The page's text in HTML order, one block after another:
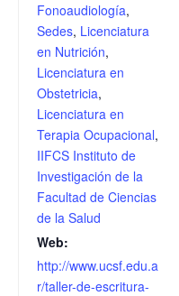
Fonoaudiología,
Sedes, Licenciatura
en Nutrición,
Licenciatura en
Obstetricia,
Licenciatura en
Terapia Ocupacional,
IIFCS Instituto de
Investigación de la
Facultad de Ciencias
de la Salud
Web:
http://www.ucsf.edu.a
r/taller-de-escritura-